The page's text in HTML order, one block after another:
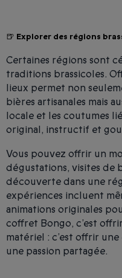
🍺 Explorer des régions
Certaines régions sont
traditions brassicoles.
lieux permet non
bières artisanales mais
locale et les coutumes
original, instructif et
Vous pouvez offrir un
dégustations, visites de
découverte dans une
expériences incluent
animations originales
coffret Bongo, c’est
matériel : c’est offrir
une passion partagée.